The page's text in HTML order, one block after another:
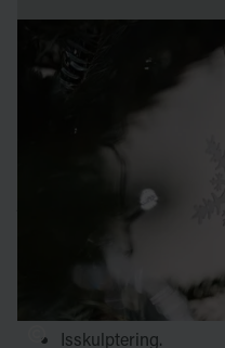
vårt julpaket
Vårt julpaket innehåller en
upplevelse, med allt från
omringad av magisk
julmiddag i någon av våra
En natt i valfritt kallt
En natt i valfritt varmt
Isskulptering.